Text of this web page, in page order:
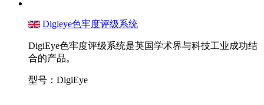
Digieye色牢度评级系统
DigiEye色牢度评级系统是英国学术界与科技工业成功结
合的产品。
型号：DigiEye